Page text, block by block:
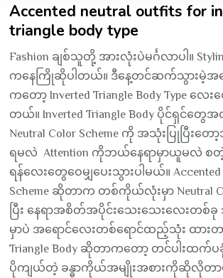
Accented neutral outfits for
triangle body type
Fashion ချစ်သူတို့ အားလုံးပဲမင်္ဂလာပါ။
ကနေကြိုဆိုပါတယ်။ ဒီနေ့တင်ဆက်သွားမဲ့အက
ကတော့ Inverted Triangle Body Type လ
တယ်။ Inverted Triangle Body ပိုင်ရှင်တွေ
Neutral Color Scheme ကို အသုံးပြုပြီ
ရမလဲ Attention ကိုဘယ်နေရာမှာယူမလဲ စတဲ့
ရန်လေးတွေဝေမျှပေးသွားပါမယ်။ Accented
Scheme ဆိုတာက တစ်ကိုယ်လုံးမှာ Neutral
ပြီး နေရာအစိတ်အပိုင်းသေးသေးလေးတစ်ခု
မှာပဲ အရောင်လေးတစ်ရောင်ထည့်သုံး ထားတာမ
Triangle Body ဆိုတာကတော့ တင်ပါးထ
ပိုကျယ်တဲ့ ခန္ဓာကိုယ်အမျိုးအစားကိုဆိုလိုတာ